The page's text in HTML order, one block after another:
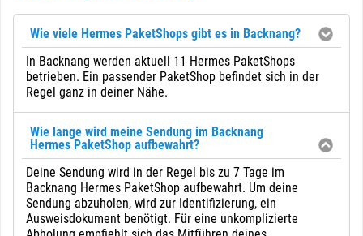
Wie viele Hermes PaketShops gibt es in Backnang?
In Backnang werden aktuell 11 Hermes PaketShops
betrieben. Ein passender PaketShop befindet sich in der
Regel ganz in deiner Nähe.
Wie lange wird meine Sendung im Backnang
Hermes PaketShop aufbewahrt?
Deine Sendung wird in der Regel bis zu 7 Tage im
Backnang Hermes PaketShop aufbewahrt. Um deine
Sendung abzuholen, wird zur Identifizierung, ein
Ausweisdokument benötigt. Für eine unkomplizierte